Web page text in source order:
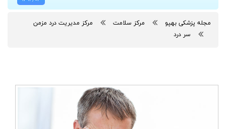
مجله پزشکی بهپو مرکز سلامت
مرکز مدیریت درد مزمن
سر درد